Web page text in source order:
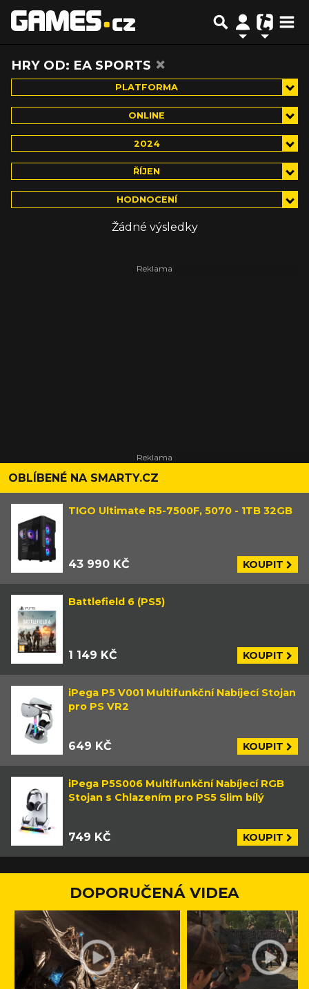
HRY OD: EA SPORTS ×
PLATFORMA
ONLINE
2024
ŘÍJEN
HODNOCENÍ
Žádné výsledky
OBLÍBENÉ NA SMARTY.CZ
TIGO Ultimate R5-7500F, 5070 - 1TB 32GB
43 990 KČ KOUPIT
Battlefield 6 (PS5)
1 149 KČ KOUPIT
iPega P5 V001 Multifunkční Nabíjecí Stojan
pro PS VR2
649 KČ KOUPIT
iPega P5S006 Multifunkční Nabíjecí RGB
Stojan s Chlazením pro PS5 Slim bílý
749 KČ KOUPIT
DOPORUČENÁ VIDEA